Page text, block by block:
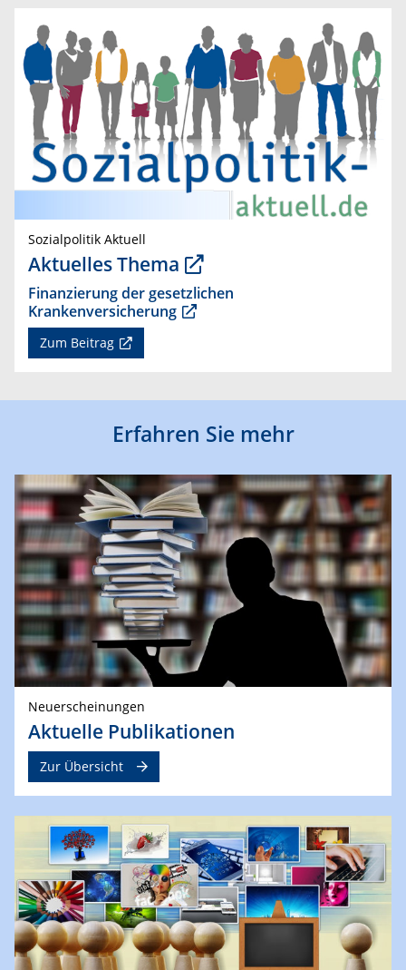
Sozialpolitik Aktuell
Aktuelles Thema
Finanzierung der gesetzlichen
Krankenversicherung
Zum Beitrag
Erfahren Sie mehr
Neuerscheinungen
Aktuelle Publikationen
Zur Übersicht